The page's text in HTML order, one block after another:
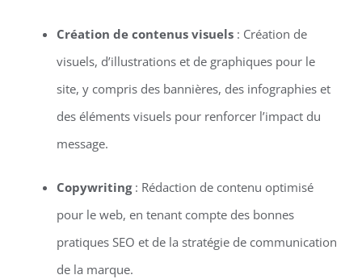
Création de contenus visuels: Création de
visuels, d’illustrations et de graphiques pour le
site, y compris des bannières, des infographies et
des éléments visuels pour renforcer l’impact du
message.
Copywriting: Rédaction de contenu optimisé
pour le web, en tenant compte des bonnes
pratiques SEO et de la stratégie de communication
de la marque.